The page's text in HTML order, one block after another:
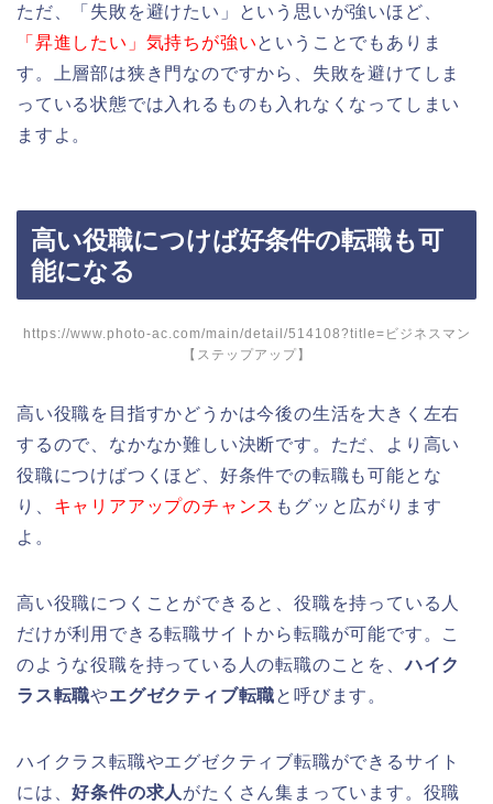
ただ、「失敗を避けたい」という思いが強いほど、
「昇進したい」気持ちが強いということでもありま
す。上層部は狭き門なのですから、失敗を避けてしま
っている状態では入れるものも入れなくなってしまい
ますよ。
高い役職につけば好条件の転職も可
能になる
https://www.photo-ac.com/main/detail/514108?title=ビジネスマン
【ステップアップ】
高い役職を目指すかどうかは今後の生活を大きく左右
するので、なかなか難しい決断です。ただ、より高い
役職につけばつくほど、好条件での転職も可能とな
り、 キャリアアップのチャンス もグッと広がります
よ。
高い役職につくことができると、役職を持っている人
だけが利用できる転職サイトから転職が可能です。こ
のような役職を持っている人の転職のことを、ハイク
ラス転職やエグゼクティブ転職と呼びます。
ハイクラス転職やエグゼクティブ転職ができるサイト
には、好条件の求人 がたくさん集まっています。役職